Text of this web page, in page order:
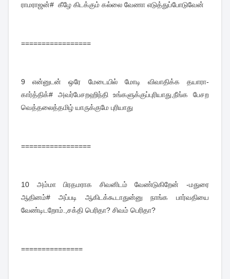
ராமராஜன்# கீழே கிடக்கும் கல்லை வேணா எடுத்துப்போடுவேன்
=================
9என்னுடன் ஒரே மேடையில் மோடி விவாதிக்க தயாரா-
கார்த்திக்# அவர்பேசறஹிந்தி உங்களுக்குப்புரியாது,நீங்க பேசற
வெத்தலைத்தமிழ் யாருக்குமே புரியாது
=================
10 அம்மா பிரதமராக சிவனிடம் வேண்டுகிறேன் -மதுரை
ஆதினம்# அப்படி ஆகிடக்கூடாதுன்னு நாங்க பார்வதியை
வேண்டிடறோம்.,சக்தி பெரிதா? சிவம் பெரிதா?
===============